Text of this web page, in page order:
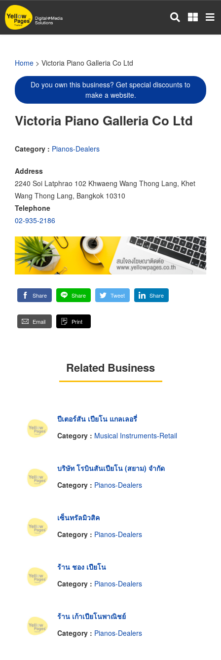
Skip
to
main
Home > Victoria Piano Galleria Co Ltd
Do you own this business? Get special discounts to
make a website.
Victoria Piano Galleria Co Ltd
Category : Pianos-Dealers
Address
2240 Soi Latphrao 102 Khwaeng Wang Thong Lang, Khet
Wang Thong Lang, Bangkok 10310
Telephone
02-935-2186
Share Share Tweet Share
Email Print
Related Business
ปีเตอร์สัน เปียโน แกลเลอรี่
Category : Musical Instruments-Retail
บริษัท โรบินสันเปียโน (สยาม) จำกัด
Category : Pianos-Dealers
เซ็นทรัลมิวสิค
Category : Pianos-Dealers
ร้าน ชอง เปียโน
Category : Pianos-Dealers
ร้าน เก้าเปียโนพาณิชย์
Category : Pianos-Dealers